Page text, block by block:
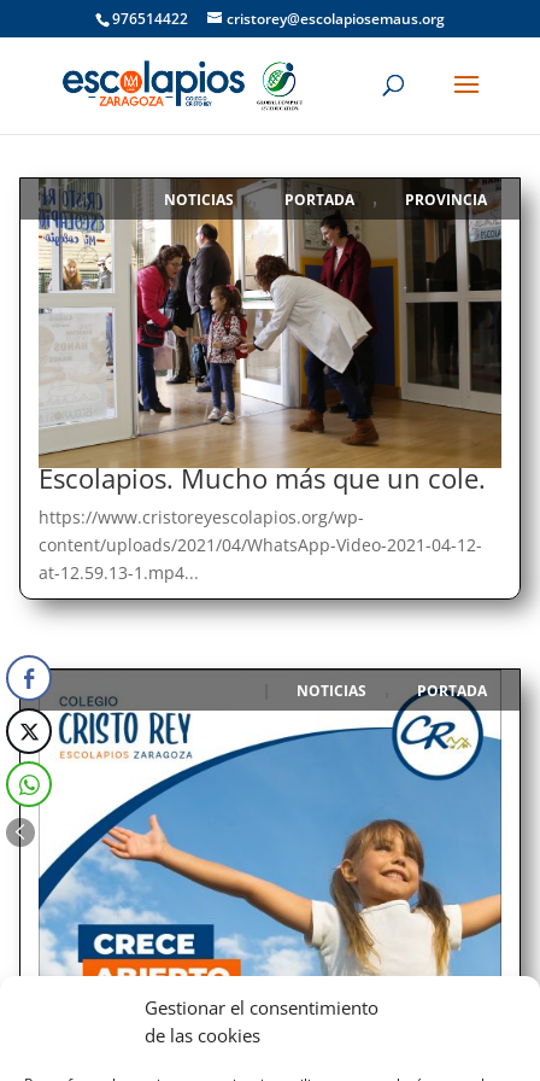
Gestionar el consentimiento
de las cookies
976514422 cristorey@escolapiosemaus.org
Escolapios. Mucho más que un cole.
| NOTICIAS PORTADA , PROVINCIA
https://www.cristoreyescolapios.org/wp-
content/uploads/2021/04/WhatsApp-Video-2021-04-12-
at-12.59.13-1.mp4...
NOTICIAS PORTADA